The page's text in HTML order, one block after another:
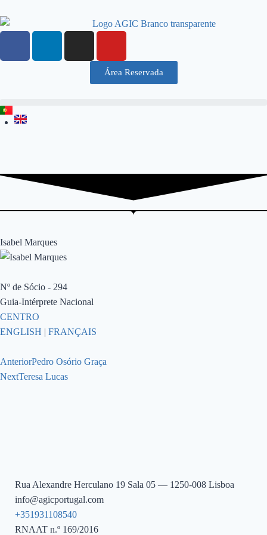
Área Reservada
Isabel Marques
Nº de Sócio - 294
Guia-Intérprete Nacional
CENTRO
ENGLISH | FRANÇAIS
AnteriorPedro Osório Graça
NextTeresa Lucas
Rua Alexandre Herculano 19 Sala 05 — 1250-008 Lisboa
info@agicportugal.com
+351931108540
RNAAT n.º 169/2016